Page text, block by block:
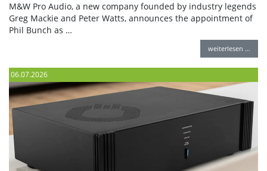
M&W Pro Audio, a new company founded by industry legends
Greg Mackie and Peter Watts, announces the appointment of
Phil Bunch as …
weiterlesen …
06.07.2026